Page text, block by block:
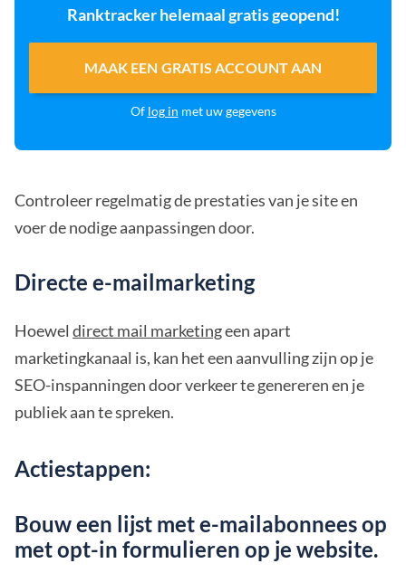
Ranktracker helemaal gratis geopend!
MAAK EEN GRATIS ACCOUNT AAN
Of log in met uw gegevens
Controleer regelmatig de prestaties van je site en
voer de nodige aanpassingen door.
Directe e-mailmarketing
Hoewel direct mail marketingeen apart
marketingkanaal is, kan het een aanvulling zijn op je
SEO-inspanningen door verkeer te genereren en je
publiek aan te spreken.
Actiestappen:
Bouw een lijst met e-mailabonnees op
met opt-in formulieren op je website.